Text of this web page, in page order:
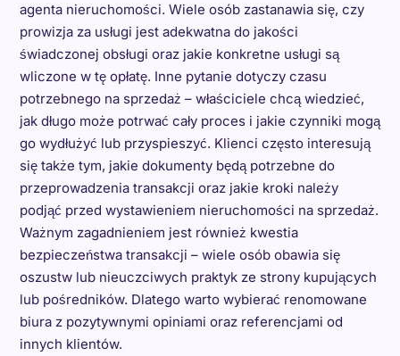
agenta nieruchomości. Wiele osób zastanawia się, czy
prowizja za usługi jest adekwatna do jakości
świadczonej obsługi oraz jakie konkretne usługi są
wliczone w tę opłatę. Inne pytanie dotyczy czasu
potrzebnego na sprzedaż – właściciele chcą wiedzieć,
jak długo może potrwać cały proces i jakie czynniki mogą
go wydłużyć lub przyspieszyć. Klienci często interesują
się także tym, jakie dokumenty będą potrzebne do
przeprowadzenia transakcji oraz jakie kroki należy
podjąć przed wystawieniem nieruchomości na sprzedaż.
Ważnym zagadnieniem jest również kwestia
bezpieczeństwa transakcji – wiele osób obawia się
oszustw lub nieuczciwych praktyk ze strony kupujących
lub pośredników. Dlatego warto wybierać renomowane
biura z pozytywnymi opiniami oraz referencjami od
innych klientów.